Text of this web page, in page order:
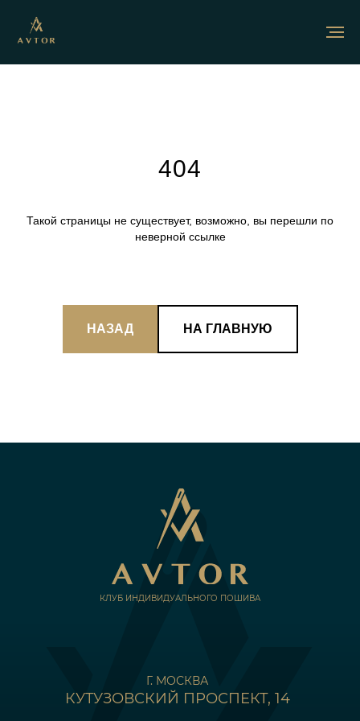
404
Такой страницы не существует, возможно, вы перешли по
неверной ссылке
НАЗАД НА ГЛАВНУЮ
КЛУБ ИНДИВИДУАЛЬНОГО ПОШИВА
Г. МОСКВА
КУТУЗОВСКИЙ ПРОСПЕКТ, 14